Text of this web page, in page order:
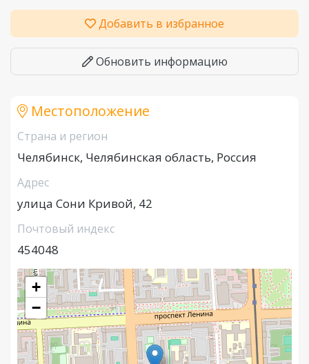
Добавить в избранное
Обновить информацию
Местоположение
Страна и регион
Челябинск, Челябинская область, Россия
Адрес
улица Сони Кривой, 42
Почтовый индекс
454048
+
−